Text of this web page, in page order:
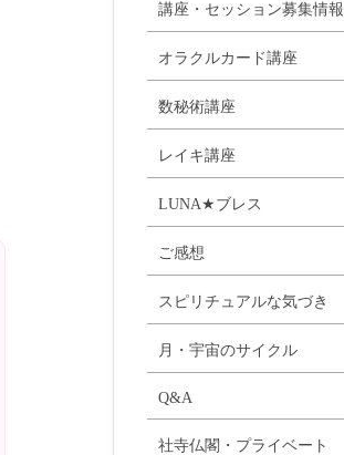
講座・セッション募集情報
オラクルカード講座
数秘術講座
レイキ講座
LUNA★ブレス
ご感想
スピリチュアルな気づき
月・宇宙のサイクル
Q&A
社寺仏閣・プライベート